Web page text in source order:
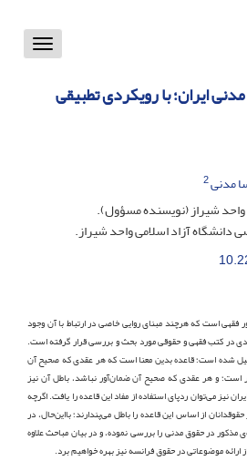
Toggle
ایران؛ با رویکردی تطبیقی
مدنی2
واحد شیراز (نویسنده مسؤول).
آزاد اسلامی واحد شیراز.
فقهی است که هر‌چند مبنای روایی خاصی در ارتباط با آن وجود
در کتب فقهی و حقوقی مورد بحث و بررسی قرار گرفته است.
شده است؛ قاعده بدین معنا است که هر عقدی که صحیح آن
است؛ و هر عقدی که صحیح آن ضمان‌آور نباشد، باطل آن نیز
نیز می‌توان ردپای استفاده از مفاد این قاعده را یافت. اگر‌چه
از اساس این قاعده را باطل می‌پندارند؛ بااین‌حال، در
در حقوق مدنی را بررسی نموده، و در بیان مباحث علاوه
ارائه موضوعاتی در حقوق فرانسه نیز بهر‌ه خواهیم برد.